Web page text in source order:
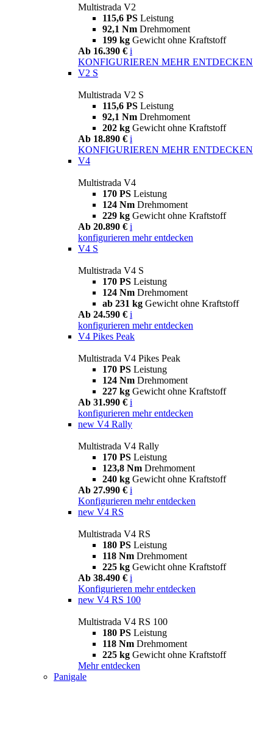
Multistrada V2
115,6 PS Leistung
92,1 Nm Drehmoment
199 kg Gewicht ohne Kraftstoff
Ab 16.390 € i
KONFIGURIEREN MEHR ENTDECKEN
V2 S
Multistrada V2 S
115,6 PS Leistung
92,1 Nm Drehmoment
202 kg Gewicht ohne Kraftstoff
Ab 18.890 € i
KONFIGURIEREN MEHR ENTDECKEN
V4
Multistrada V4
170 PS Leistung
124 Nm Drehmoment
229 kg Gewicht ohne Kraftstoff
Ab 20.890 € i
konfigurieren mehr entdecken
V4 S
Multistrada V4 S
170 PS Leistung
124 Nm Drehmoment
ab 231 kg Gewicht ohne Kraftstoff
Ab 24.590 € i
konfigurieren mehr entdecken
V4 Pikes Peak
Multistrada V4 Pikes Peak
170 PS Leistung
124 Nm Drehmoment
227 kg Gewicht ohne Kraftstoff
Ab 31.990 € i
konfigurieren mehr entdecken
new V4 Rally
Multistrada V4 Rally
170 PS Leistung
123,8 Nm Drehmoment
240 kg Gewicht ohne Kraftstoff
Ab 27.990 € i
Konfigurieren mehr entdecken
new V4 RS
Multistrada V4 RS
180 PS Leistung
118 Nm Drehmoment
225 kg Gewicht ohne Kraftstoff
Ab 38.490 € i
Konfigurieren mehr entdecken
new V4 RS 100
Multistrada V4 RS 100
180 PS Leistung
118 Nm Drehmoment
225 kg Gewicht ohne Kraftstoff
Mehr entdecken
Panigale